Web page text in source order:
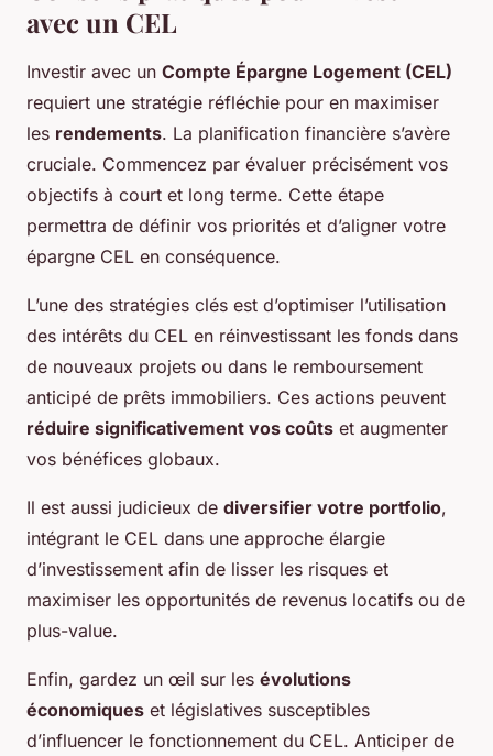
avec un CEL
Investir avec un Compte Épargne Logement (CEL)
requiert une stratégie réfléchie pour en maximiser
les rendements. La planification financière s’avère
cruciale. Commencez par évaluer précisément vos
objectifs à court et long terme. Cette étape
permettra de définir vos priorités et d’aligner votre
épargne CEL en conséquence.
L’une des stratégies clés est d’optimiser l’utilisation
des intérêts du CEL en réinvestissant les fonds dans
de nouveaux projets ou dans le remboursement
anticipé de prêts immobiliers. Ces actions peuvent
réduire significativement vos coûts et augmenter
vos bénéfices globaux.
Il est aussi judicieux de diversifier votre portfolio,
intégrant le CEL dans une approche élargie
d’investissement afin de lisser les risques et
maximiser les opportunités de revenus locatifs ou de
plus-value.
Enfin, gardez un œil sur les évolutions
économiques et législatives susceptibles
d’influencer le fonctionnement du CEL. Anticiper de